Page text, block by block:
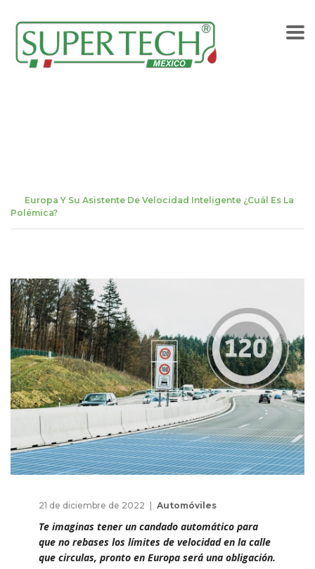
Europa Y Su Asistente De Velocidad Inteligente ¿Cuál Es La
Polémica?
21 de diciembre de 2022 Automóviles
Te imaginas tener un candado automático para
que no rebases los límites de velocidad en la calle
que circulas, pronto en Europa será una obligación.